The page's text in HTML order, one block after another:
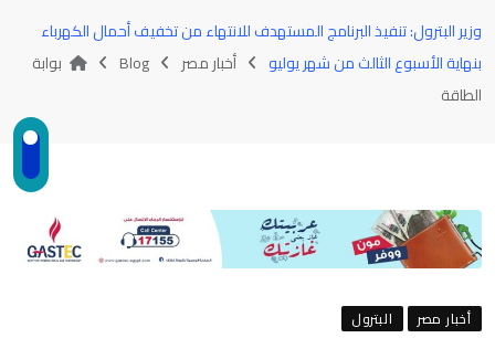
وزير البترول: تنفيذ البرنامج المستهدف للانتهاء من تخفيف أحمال الكهرباء
بنهاية الأسبوع الثالث من شهر يوليو
أخبار مصر Blog
بوابة
الطاقة
أخبار مصر البترول